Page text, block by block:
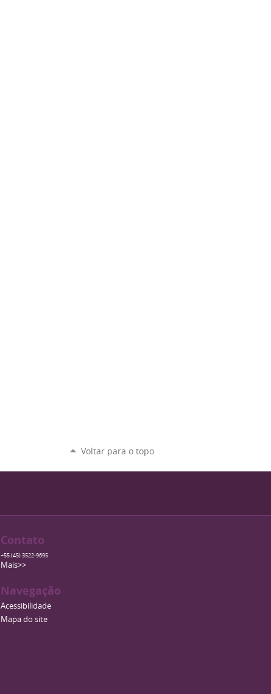
Voltar para o topo
Contato
+55 (45) 3522-9695
Mais>>
Navegação
Acessibilidade
Mapa do site